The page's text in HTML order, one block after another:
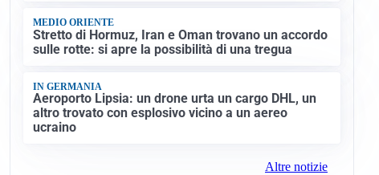
MEDIO ORIENTE
Stretto di Hormuz, Iran e Oman trovano un accordo
sulle rotte: si apre la possibilità di una tregua
IN GERMANIA
Aeroporto Lipsia: un drone urta un cargo DHL, un
altro trovato con esplosivo vicino a un aereo
ucraino
Altre notizie